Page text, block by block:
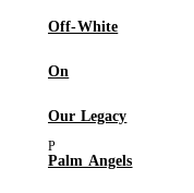
Off-White
On
Our Legacy
Palm Angels